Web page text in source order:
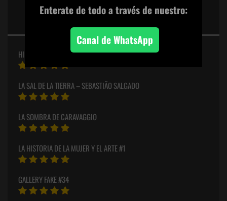
PUNTUACIONES ESTELARES
HILMA
LA SAL DE LA TIERRA – SEBASTIÃO SALGADO
LA SOMBRA DE CARAVAGGIO
LA HISTORIA DE LA MUJER Y EL ARTE #1
GALLERY FAKE #34
Enterate de todoa través de nuestro:
Canal de WhatsApp